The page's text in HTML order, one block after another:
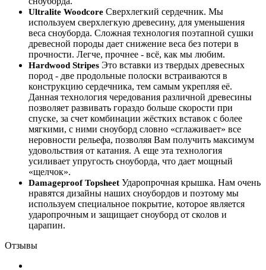
Ultralite Woodcore Сверхлегкий сердечник. Мы
используем сверхлегкую древесину, для уменьшения
веса сноуборда. Сложная технология поэтапной сушки
древесной породы дает снижение веса без потери в
прочности. Легче, прочнее - всё, как мы любим.
Hardwood Stripes Это вставки из твердых древесных
пород - две продольные полоски встраиваются в
конструкцию сердечника, тем самым укрепляя её.
Данная технология чередования различной древесины
позволяет развивать гораздо больше скорости при
спуске, за счет комбинации жёстких вставок с более
мягкими, с ними сноуборд словно «сглаживает» все
неровности рельефа, позволяя Вам получить максимум
удовольствия от катания. А еще эта технология
усиливает упругость сноуборда, что дает мощный
«щелчок».
Damageproof Topsheet Ударопрочная крышка. Нам очень
нравятся дизайны наших сноубордов и поэтому мы
используем специальное покрытие, которое является
ударопрочным и защищает сноуборд от сколов и
царапин.
Отзывы